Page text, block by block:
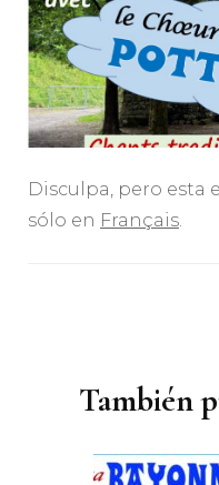
Disculpa, pero esta
sólo en Français.
entradas
También